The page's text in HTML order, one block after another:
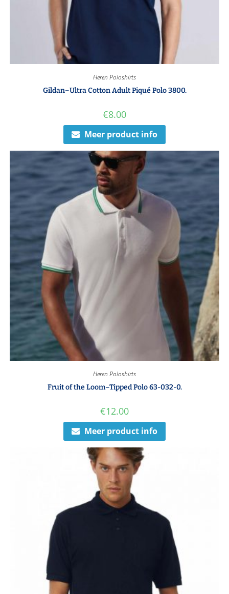
Heren Poloshirts
Gildan–Ultra Cotton Adult Piqué Polo 3800.
€8.00
Meer product info
Heren Poloshirts
Fruit of the Loom–Tipped Polo 63-032-0.
€12.00
Meer product info